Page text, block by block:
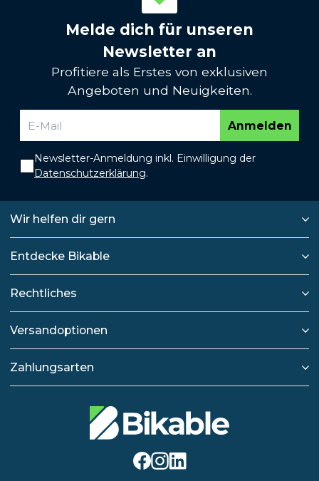
Melde dich für unseren
Newsletter an
Profitiere als Erstes von exklusiven
Angeboten und Neuigkeiten.
Anmelden
Newsletter-Anmeldung inkl. Einwilligung der
Datenschutzerklärung.
Wir helfen dir gern
Entdecke Bikable
Rechtliches
Versandoptionen
Zahlungsarten